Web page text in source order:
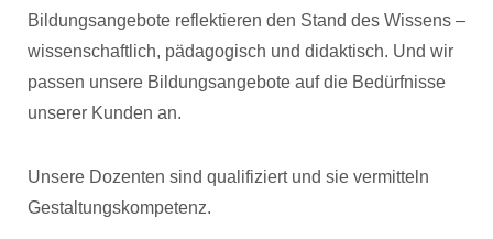
Bildungsangebote reflektieren den Stand des Wissens –
wissenschaftlich, pädagogisch und didaktisch. Und wir
passen unsere Bildungsangebote auf die Bedürfnisse
unserer Kunden an.
Unsere Dozenten sind qualifiziert und sie vermitteln
Gestaltungskompetenz.